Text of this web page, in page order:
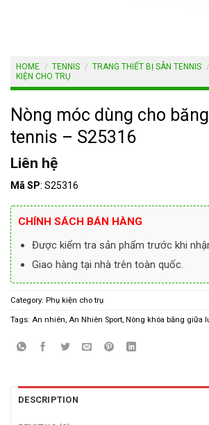
HOME / TENNIS / TRANG THIẾT BỊ SÂN TENNIS /
KIỆN CHO TRỤ
Nòng móc dùng cho
tennis – S25316
Liên hệ
Mã SP: S25316
CHÍNH SÁCH BÁN HÀNG
Được kiểm tra sản phẩm trước khi
Giao hàng tại nhà trên toàn quốc.
Category: Phụ kiện cho trụ
Tags: An nhiên, An Nhiên Sport, Nòng khóa băng giữa
DESCRIPTION